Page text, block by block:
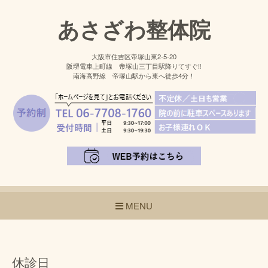
あさざわ整体院
大阪市住吉区帝塚山東2-5-20
阪堺電車上町線 帝塚山三丁目駅降りてすぐ‼
南海高野線 帝塚山駅から東へ徒歩4分！
MENU
休診日